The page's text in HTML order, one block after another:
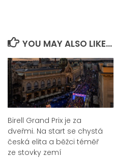
YOU MAY ALSO LIKE...
Birell Grand Prix je za
dveřmi. Na start se chystá
česká elita a běžci téměř
ze stovky zemí